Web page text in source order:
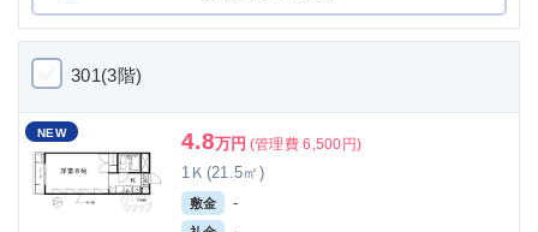
301(3階)
NEW 4.8万円 (管理費 6,500円)
1Ｋ(21.5㎡)
敷金 -